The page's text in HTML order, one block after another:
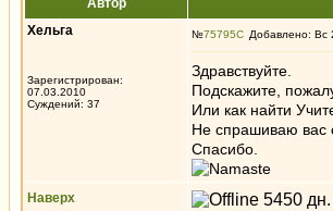
Автор
Хельга
Зарегистрирован:
07.03.2010
Суждений: 37
№75795 Добавлено: Вс
Здравствуйте.
Подскажите,
Или как найти
Не спрашиваю вас
Спасибо.
Наверх